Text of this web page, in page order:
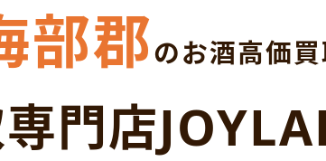
部郡のお酒高価買
門店